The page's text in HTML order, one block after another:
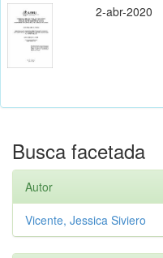
2-abr-2020
Busca facetada
Autor
Vicente, Jessica Siviero